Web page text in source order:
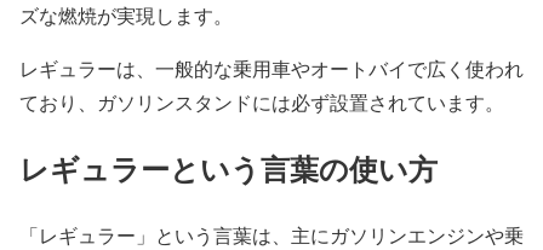
ズな燃焼が実現します。
レギュラーは、一般的な乗用車やオートバイで広く使われ
ており、ガソリンスタンドには必ず設置されています。
レギュラーという言葉の使い方
「レギュラー」という言葉は、主にガソリンエンジンや乗